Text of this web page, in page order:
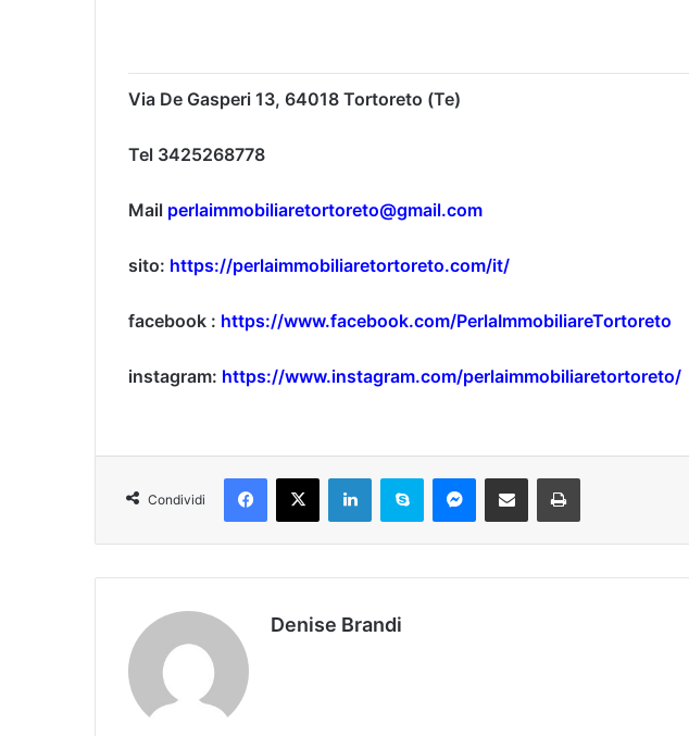
Via De Gasperi 13, 64018 Tortoreto (Te)
Tel 3425268778
Mail perlaimmobiliaretortoreto@gmail.com
sito: https://perlaimmobiliaretortoreto.com/it/
facebook : https://www.facebook.com/PerlaImmobiliareTortoreto
instagram: https://www.instagram.com/perlaimmobiliaretortoreto/
Condividi
Denise Brandi